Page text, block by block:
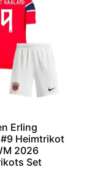
Erling
Heimtrikot
2026
Set